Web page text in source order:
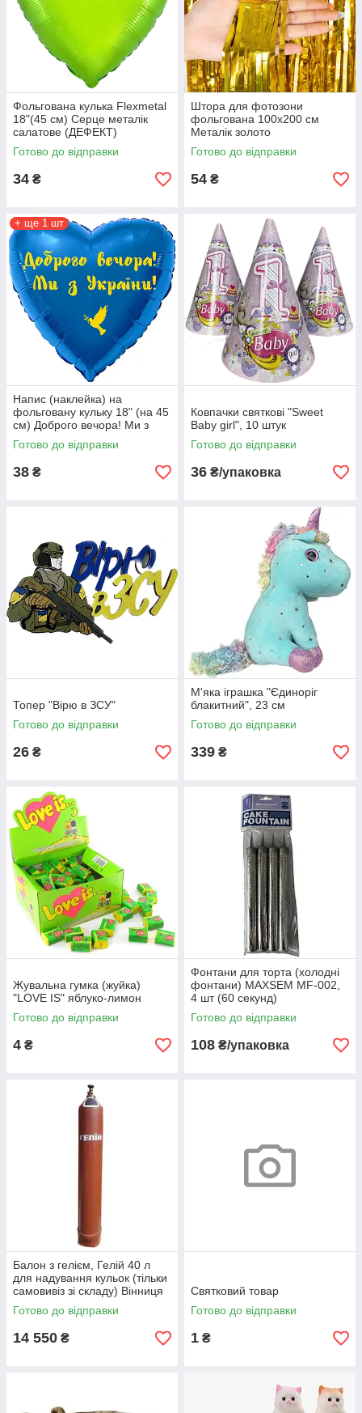
Фольгована кулька Flexmetal
18"(45 см) Серце металік
салатове (ДЕФЕКТ)
Готово до відправки
34 ₴
Штора для фотозони
фольгована 100х200 см
Металік золото
Готово до відправки
54 ₴
+ ще 1 шт
Напис (наклейка) на
фольговану кульку 18" (на 45
см) Доброго вечора! Ми з
України! (будь-який колір)
Готово до відправки
38 ₴
Ковпачки святкові "Sweet
Baby girl", 10 штук
Готово до відправки
36 ₴/упаковка
Топер "Вірю в ЗСУ"
Готово до відправки
26 ₴
М'яка іграшка "Єдиноріг
блакитний", 23 см
Готово до відправки
339 ₴
Жувальна гумка (жуйка)
"LOVE IS" яблуко-лимон
Готово до відправки
4 ₴
Фонтани для торта (холодні
фонтани) MAXSEM MF-002,
4 шт (60 секунд)
Готово до відправки
108 ₴/упаковка
Балон з гелієм, Гелій 40 л
для надування кульок (тільки
самовивіз зі складу) Вінниця
Готово до відправки
14 550 ₴
Святковий товар
Готово до відправки
1 ₴